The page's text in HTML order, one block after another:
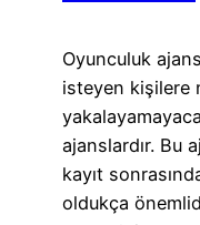
Oyunculuk
isteyen kişilere
ajanslardır. Bu
kayıt
oldukça